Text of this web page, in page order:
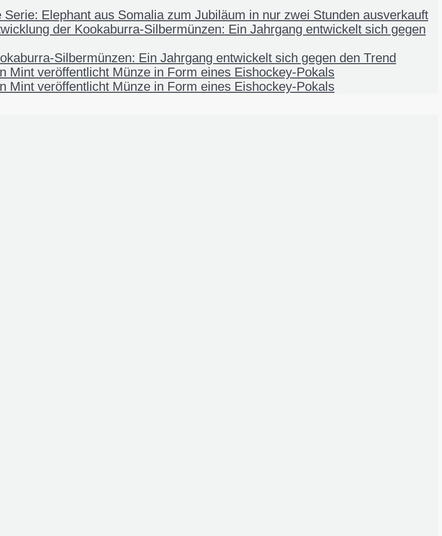
Elephant aus Somalia zum Jubiläum in nur zwei Stunden ausverkauft
der Kookaburra-Silbermünzen: Ein Jahrgang entwickelt sich gegen
Silbermünzen: Ein Jahrgang entwickelt sich gegen den Trend
Mint veröffentlicht Münze in Form eines Eishockey-Pokals
Mint veröffentlicht Münze in Form eines Eishockey-Pokals